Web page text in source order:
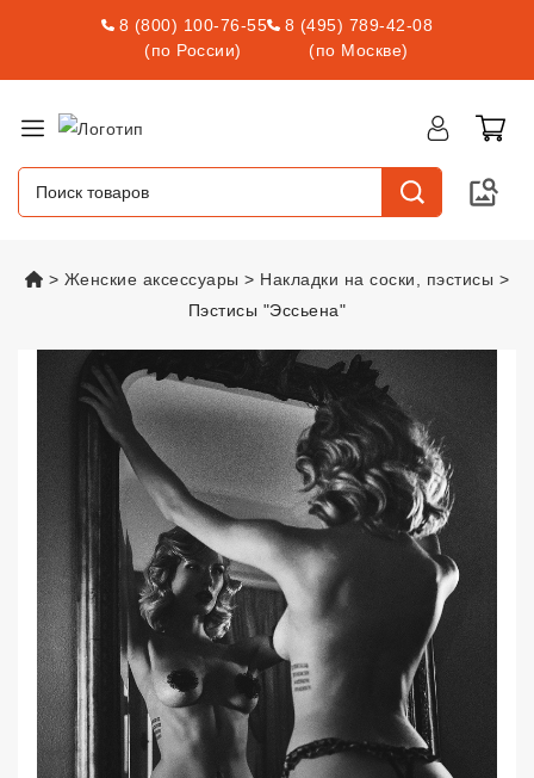
8 (800) 100-76-55
(по России)
8 (495) 789-42-08
(по Москве)
vsexshop.ru
Женские аксессуары
Накладки на соски, пэстисы
Пэстисы "Эссьена"
Пэстисы "Эссьена"